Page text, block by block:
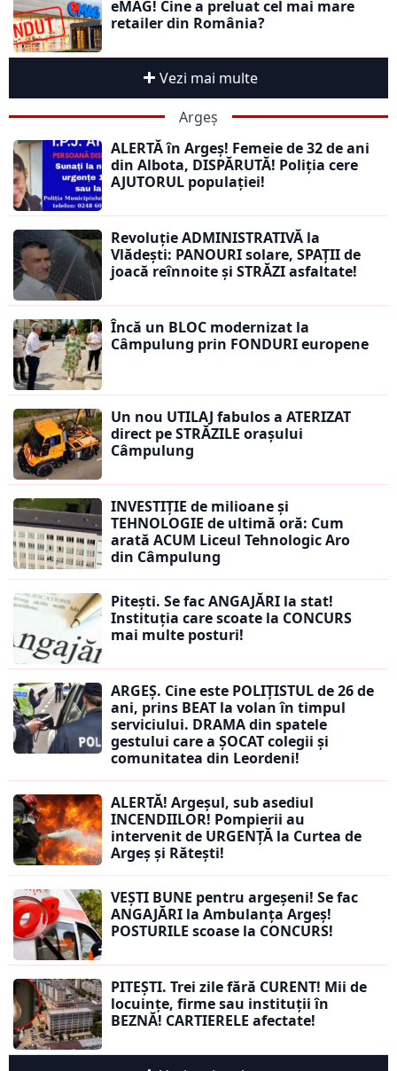
eMAG! Cine a preluat cel mai mare
retailer din România?
Vezi mai multe
Argeș
ALERTĂ în Argeș! Femeie de 32 de ani
din Albota, DISPĂRUTĂ! Poliția cere
AJUTORUL populației!
Revoluție ADMINISTRATIVĂ la
Vlădești: PANOURI solare, SPAȚII de
joacă reînnoite și STRĂZI asfaltate!
Încă un BLOC modernizat la
Câmpulung prin FONDURI europene
Un nou UTILAJ fabulos a ATERIZAT
direct pe STRĂZILE orașului
Câmpulung
INVESTIȚIE de milioane și
TEHNOLOGIE de ultimă oră: Cum
arată ACUM Liceul Tehnologic Aro
din Câmpulung
Pitești. Se fac ANGAJĂRI la stat!
Instituția care scoate la CONCURS
mai multe posturi!
ARGEȘ. Cine este POLIȚISTUL de 26 de
ani, prins BEAT la volan în timpul
serviciului. DRAMA din spatele
gestului care a ȘOCAT colegii și
comunitatea din Leordeni!
ALERTĂ! Argeșul, sub asediul
INCENDIILOR! Pompierii au
intervenit de URGENȚĂ la Curtea de
Argeș și Rătești!
VEȘTI BUNE pentru argeșeni! Se fac
ANGAJĂRI la Ambulanța Argeș!
POSTURILE scoase la CONCURS!
PITEȘTI. Trei zile fără CURENT! Mii de
locuințe, firme sau instituții în
BEZNĂ! CARTIERELE afectate!